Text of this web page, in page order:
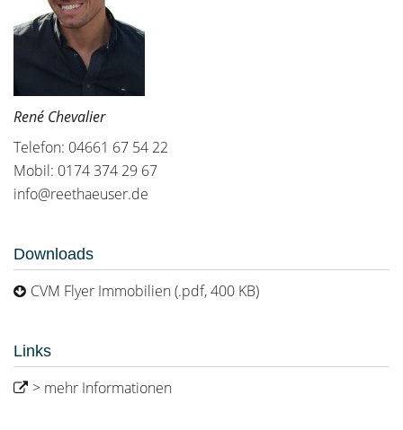
René Chevalier
Telefon: 04661 67 54 22
Mobil: 0174 374 29 67
info@reethaeuser.de
Downloads
CVM Flyer Immobilien (.pdf, 400 KB)
Links
> mehr Informationen